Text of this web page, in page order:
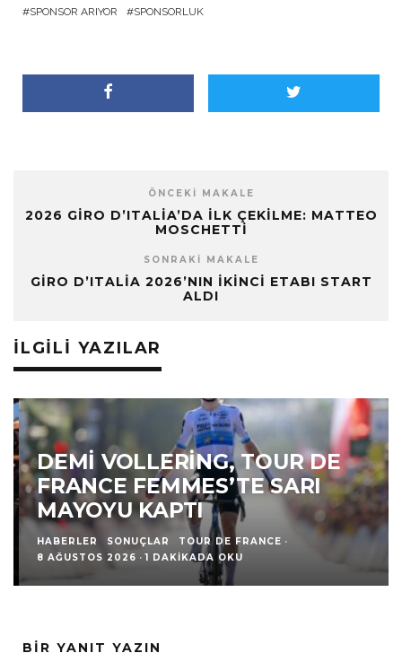
SPONSOR ARIYOR
SPONSORLUK
ÖNCEKI MAKALE
2026 GIRO D’ITALIA’DA İLK ÇEKILME: MATTEO
MOSCHETTI
SONRAKI MAKALE
GIRO D’ITALIA 2026’NIN İKINCI ETABI START
ALDI
İLGILI YAZILAR
DEMI VOLLERING, TOUR DE
FRANCE FEMMES’TE SARI
MAYOYU KAPTI
HABERLER SONUÇLAR TOUR DE FRANCE ·
8 AĞUSTOS 2026 · 1 DAKIKADA OKU
BIR YANIT YAZIN